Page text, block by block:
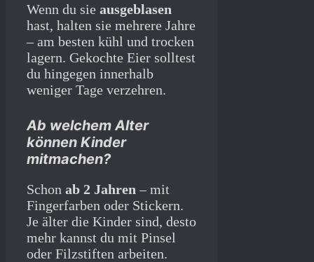
Wenn du sie ausgeblasen
hast, halten sie mehrere Jahre
– am besten kühl und trocken
lagern. Gekochte Eier solltest
du hingegen innerhalb
weniger Tage verzehren.
Ab welchem Alter
können Kinder
mitmachen?
Schon ab 2 Jahren – mit
Fingerfarben oder Stickern.
Je älter die Kinder sind, desto
mehr kannst du mit Pinsel
oder Filzstiften arbeiten.